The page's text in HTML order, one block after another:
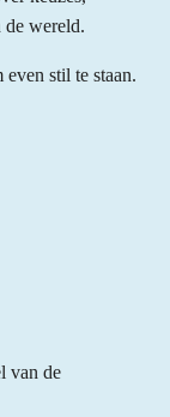
de wereld.
stil te staan.
van de